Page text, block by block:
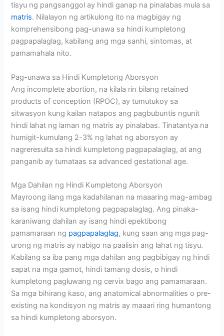
tisyu ng pangsanggol ay hindi ganap na pinalabas mula sa
matris. Nilalayon ng artikulong ito na magbigay ng
komprehensibong pag-unawa sa hindi kumpletong
pagpapalaglag, kabilang ang mga sanhi, sintomas, at
pamamahala nito.
Pag-unawa sa Hindi Kumpletong Aborsyon
Ang incomplete abortion, na kilala rin bilang retained
products of conception (RPOC), ay tumutukoy sa
sitwasyon kung kailan natapos ang pagbubuntis ngunit
hindi lahat ng laman ng matris ay pinalabas. Tinatantya na
humigit-kumulang 2-3% ng lahat ng aborsyon ay
nagreresulta sa hindi kumpletong pagpapalaglag, at ang
panganib ay tumataas sa advanced gestational age.
Mga Dahilan ng Hindi Kumpletong Aborsyon
Mayroong ilang mga kadahilanan na maaaring mag-ambag
sa isang hindi kumpletong pagpapalaglag. Ang pinaka-
karaniwang dahilan ay isang hindi epektibong
pamamaraan ng pagpapalaglag, kung saan ang mga pag-
urong ng matris ay nabigo na paalisin ang lahat ng tisyu.
Kabilang sa iba pang mga dahilan ang pagbibigay ng hindi
sapat na mga gamot, hindi tamang dosis, o hindi
kumpletong pagluwang ng cervix bago ang pamamaraan.
Sa mga bihirang kaso, ang anatomical abnormalities o pre-
existing na kondisyon ng matris ay maaari ring humantong
sa hindi kumpletong aborsyon.